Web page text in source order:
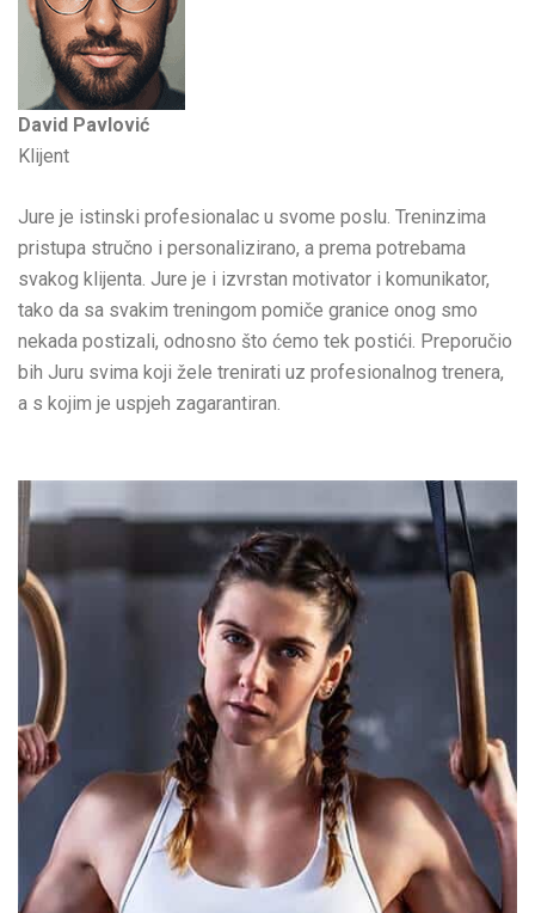
David Pavlović
Klijent
Jure je istinski profesionalac u svome poslu. Treninzima
pristupa stručno i personalizirano, a prema potrebama
svakog klijenta. Jure je i izvrstan motivator i komunikator,
tako da sa svakim treningom pomiče granice onog smo
nekada postizali, odnosno što ćemo tek postići. Preporučio
bih Juru svima koji žele trenirati uz profesionalnog trenera,
a s kojim je uspjeh zagarantiran.